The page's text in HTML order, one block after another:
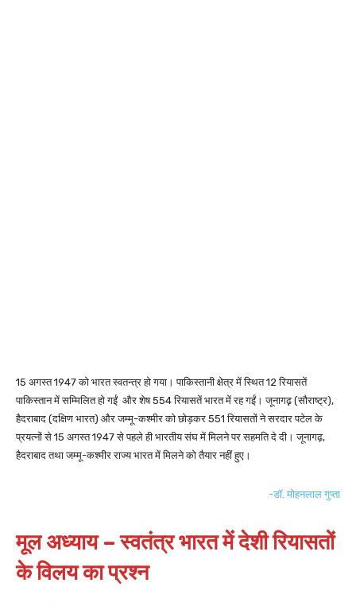
15 अगस्त 1947 को भारत स्वतन्त्र हो गया। पाकिस्तानी क्षेत्र में स्थित 12 रियासतें
पाकिस्तान में सम्मिलित हो गईं और शेष 554 रियासतें भारत में रह गईं। जूनागढ़़ (सौराष्ट्र),
हैदराबाद (दक्षिण भारत) और जम्मू-कश्मीर को छोड़कर 551 रियासतों ने सरदार पटेल के
प्रयत्नों से 15 अगस्त 1947 से पहले ही भारतीय संघ में मिलने पर सहमति दे दी। जूनागढ़,
हैदराबाद तथा जम्मू-कश्मीर राज्य भारत में मिलने को तैयार नहीं हुए।
-डॉ. मोहनलाल गुप्ता
मूल अध्याय – स्वतंत्र भारत में देशी रियासतों
के विलय का प्रश्न